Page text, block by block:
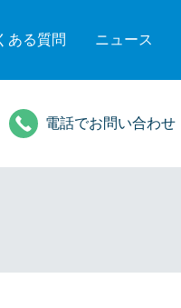
ある質問 ニュース
電話でお問い合わせ